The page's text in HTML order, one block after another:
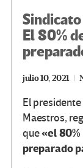
El 80%
julio 10, 2021
El
Maestros,
que«el 80%
preparado